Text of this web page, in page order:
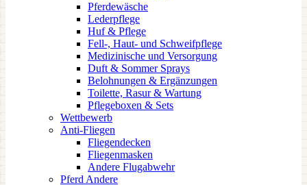
Pferdewäsche
Lederpflege
Huf & Pflege
Fell-, Haut- und Schweifpflege
Medizinische und Versorgung
Duft & Sommer Sprays
Belohnungen & Ergänzungen
Toilette, Rasur & Wartung
Pflegeboxen & Sets
Wettbewerb
Anti-Fliegen
Fliegendecken
Fliegenmasken
Andere Flugabwehr
Pferd Andere